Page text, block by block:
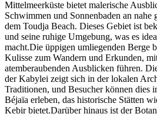
Mittelmeerküste bietet malerische
Schwimmen und Sonnenbaden an nahe
dem Toudja Beach. Dieses Gebiet ist
und seine ruhige Umgebung, was es
macht.Die üppigen umliegenden Berge
Kulisse zum Wandern und Erkunden,
atemberaubenden Ausblicken führen.
der Kabylei zeigt sich in der lokalen
Traditionen, und Besucher können dies
Béjaïa erleben, das historische Stätten
Kebir bietet.Darüber hinaus ist der